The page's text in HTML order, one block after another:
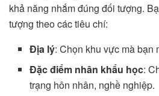
khả năng nhắm đúng đối tượng.
tượng theo các tiêu chí:
Địa lý: Chọn khu vực mà bạn
Đặc điểm nhân khẩu học:
trạng hôn nhân, nghề nghiệp.